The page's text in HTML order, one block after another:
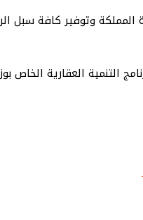
وتوفير كافة سبل
التنمية العقارية الخاص